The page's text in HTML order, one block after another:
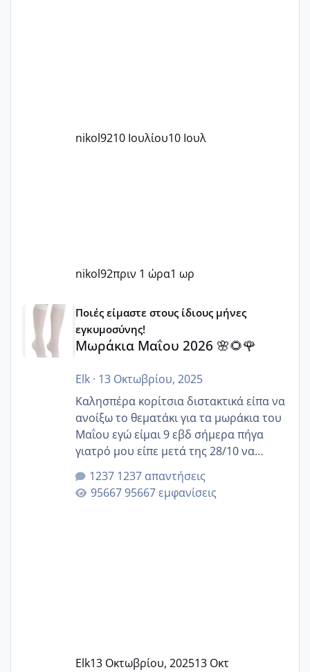
nikol9210 Ιουλίου10 Ιουλ
nikol92πριν 1 ώρα1 ωρ
Μωράκια Μαΐου 2026 🌸🌻🌹
Ποιές είμαστε στους ίδιους μήνες
εγκυμοσύνης!
Μωράκια Μαΐου 2026 🌸🌻🌹
Elk· 13 Οκτωβρίου, 2025
Καλησπέρα κορίτσια διστακτικά είπα να
ανοίξω το θεματάκι για τα μωράκια του
Μαΐου εγώ είμαι 9 εβδ σήμερα πήγα
γιατρό μου είπε μετά της 28/10 να
κλείσω ραντεβού για την αυχενική είναι
καμιά άλλη κοπέλα να γεννάει Μάιο ;;
1237 απαντήσεις
95667 εμφανίσεις
Elk13 Οκτωβρίου, 202513 Οκτ